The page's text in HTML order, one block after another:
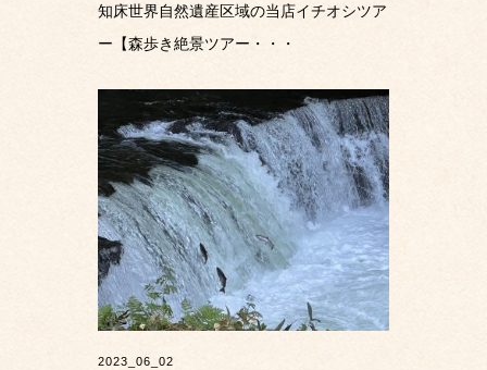
知床世界自然遺産区域の当店イチオシツア
ー【森歩き絶景ツアー・・・
2023_06_02